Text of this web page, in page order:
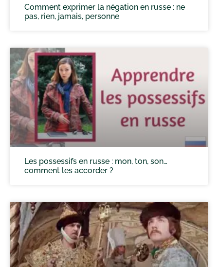
Comment exprimer la négation en russe : ne
pas, rien, jamais, personne
Les possessifs en russe : mon, ton, son…
comment les accorder ?